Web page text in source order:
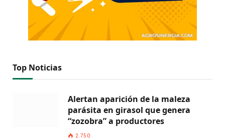
Top Noticias
Alertan aparición de la maleza
parásita en girasol que genera
“zozobra” a productores
2.750